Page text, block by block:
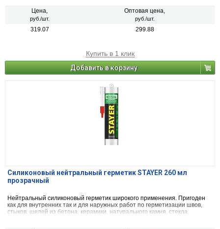
Цена,
руб./шт.
Оптовая цена,
руб./шт.
319.07 299.88
Купить в 1 клик
Добавить в корзину
Силиконовый нейтральный герметик STAYER 260 мл
прозрачный
Нейтральный силиконовый герметик широкого применения. Пригоден
как для внутренних так и для наружных работ по герметизации швов,
стыков, щелей из бетона, керамики, натурального камня, стекла,